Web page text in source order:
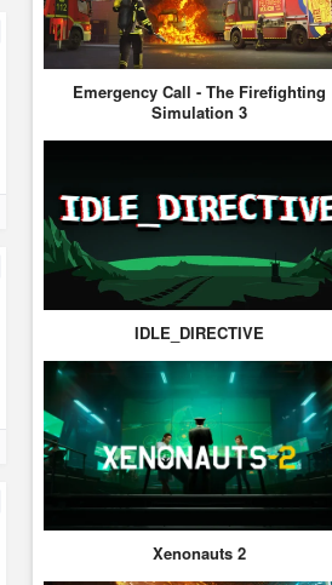
Emergency Call - The Firefighting
Simulation 3
IDLE_DIRECTIVE
Xenonauts 2